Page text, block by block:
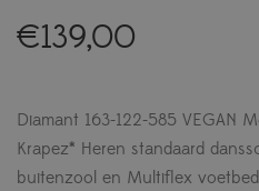
€139,00
Diamant 163-122-585 VEGAN
Krapez* Heren standaard
buitenzool en Multiflex